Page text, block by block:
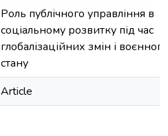
Роль публічного управління в
соціальному розвитку під час
глобалізаційних змін і воєнного
стану
Article